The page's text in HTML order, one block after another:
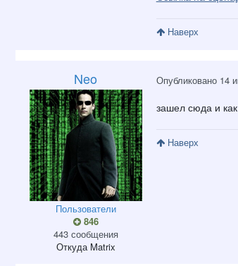
Наверх
Neo
Пользователи
846
443 сообщения
Откуда Matrix
Опубликовано 14
зашел сюда и
Наверх